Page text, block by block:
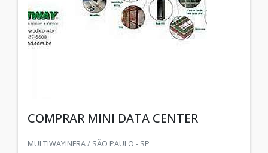
COMPRAR MINI DATA CENTER
MULTIWAYINFRA / SÃO PAULO - SP